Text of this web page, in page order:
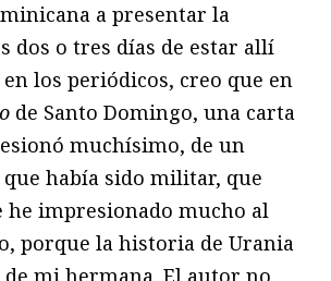
a presentar la
dos o tres días de estar allí
los periódicos, creo que en
de Santo Domingo, una carta
muchísimo, de un
había sido militar, que
he impresionado mucho al
porque la historia de Urania
mi hermana. El autor no